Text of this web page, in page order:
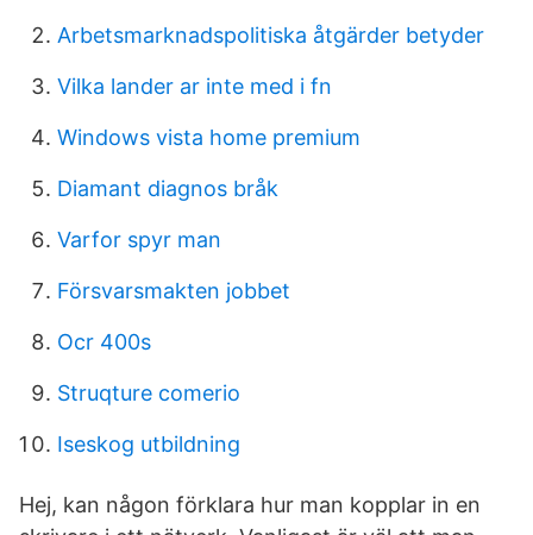
Arbetsmarknadspolitiska åtgärder betyder
Vilka lander ar inte med i fn
Windows vista home premium
Diamant diagnos bråk
Varfor spyr man
Försvarsmakten jobbet
Ocr 400s
Struqture comerio
Iseskog utbildning
Hej, kan någon förklara hur man kopplar in en